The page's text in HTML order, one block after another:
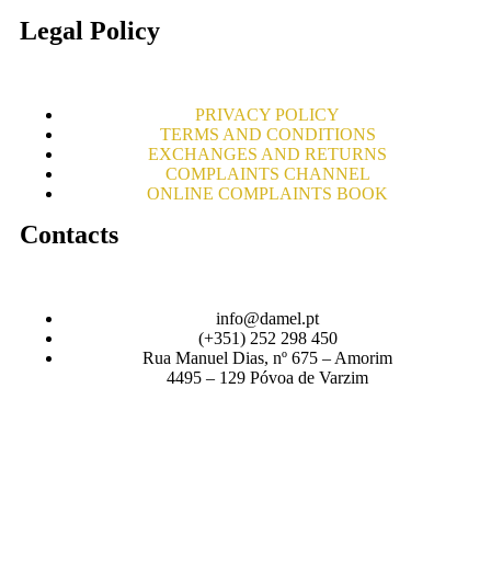
Legal Policy
PRIVACY POLICY
TERMS AND CONDITIONS
EXCHANGES AND RETURNS
COMPLAINTS CHANNEL
ONLINE COMPLAINTS BOOK
Contacts
info@damel.pt
(+351) 252 298 450
Rua Manuel Dias, nº 675 – Amorim
4495 – 129 Póvoa de Varzim